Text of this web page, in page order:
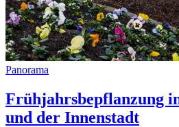
Panorama
Frühjahrsbepflanzung
und der Innenstadt